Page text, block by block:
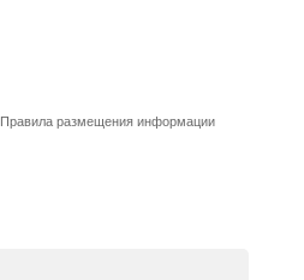
Правила размещения информации